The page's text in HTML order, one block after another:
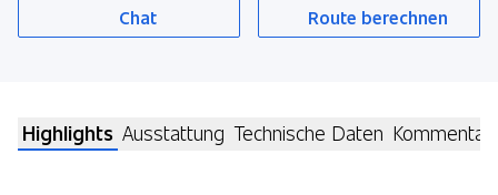
Chat Route berechnen
Highlights Ausstattung Technische Daten Kommentar